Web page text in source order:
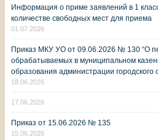
Информация о приме заявлений в 1
количестве свободных мест для приема
01.07.2026
Приказ МКУ УО от 09.06.2026 № 130 “О
обрабатываемых в муниципальном
образования администрации городского
18.06.2026
17.06.2026
Приказ от 15.06.2026 № 135
15.06.2026